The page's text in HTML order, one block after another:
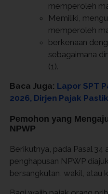
memperoleh
Memiliki,
memperoleh
berkenaan
sebagaimana
(1).
Baca Juga: Lapor SPT
2026, Dirjen Pajak
Pemohon yang
NPWP
Berikutnya, pada Pasal 34
penghapusan NPWP
bersangkutan, wakil, atau